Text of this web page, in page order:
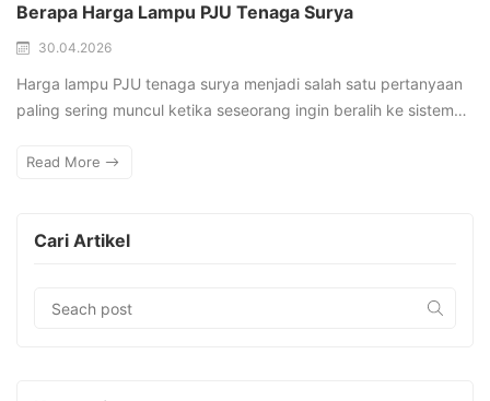
Berapa Harga Lampu PJU Tenaga Surya
30.04.2026
Harga lampu PJU tenaga surya menjadi salah satu pertanyaan
paling sering muncul ketika seseorang ingin beralih ke sistem…
Read More
Cari Artikel